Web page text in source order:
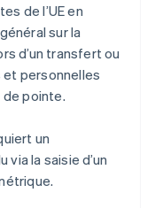
de l’UE en
sur la
d’un transfert ou
et personnelles
pointe.
un
la saisie d’un